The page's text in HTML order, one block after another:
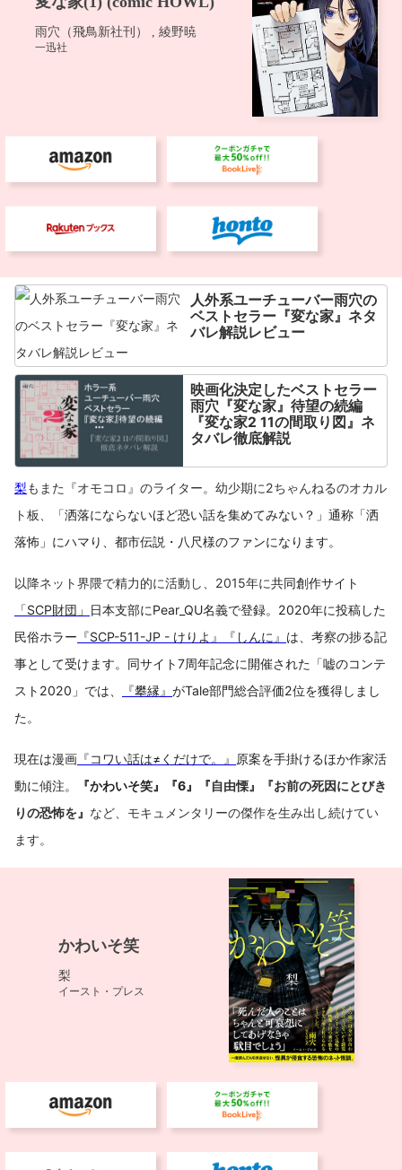
人外系ユーチューバー雨穴の
ベストセラー『変な家』ネタ
バレ解説レビュー
映画化決定したベストセラー
雨穴『変な家』待望の続編
『変な家2 11の間取り図』ネ
タバレ徹底解説
梨もまた『オモコロ』のライター。幼少期に2ちゃんねるのオカル
ト板、「洒落にならないほど恐い話を集めてみない？」通称「洒
落怖」にハマり、都市伝説・八尺様のファンになります。
以降ネット界隈で精力的に活動し、2015年に共同創作サイト
「SCP財団」 日本支部にPear_QU名義で登録。2020年に投稿した
民俗ホラー 『SCP-511-JP - けりよ』 『しんに』 は、考察の捗る記
事として受けます。同サイト7周年記念に開催された「嘘のコンテ
スト2020」では、
『攀縁』 がTale部門総合評価2位を獲得しまし
た。
現在は漫画 『コワい話は≠くだけで。』 原案を手掛けるほか作家活
動に傾注。
『かわいそ笑』『6』『自由慄』『お前の死因にとびき
りの恐怖を』 など、モキュメンタリーの傑作を生み出し続けてい
ます。